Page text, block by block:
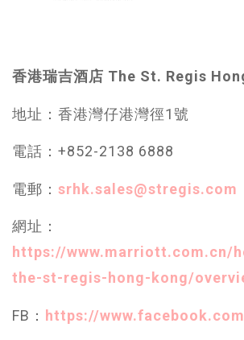
香港瑞吉酒店 The St. Regis
地址：香港灣仔港灣徑1號
電話：+852-2138 6888
電郵： srhk.sales@stregis.com
網址：
https://www.marriott.com.cn/
the-st-regis-hong-kong/
FB： https://